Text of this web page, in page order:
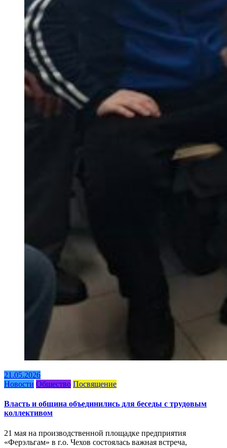
21.05.2026
Новости Общество Посвящение
Власть и община объединились для беседы с трудовым
коллективом
21 мая на производственной площадке предприятия
«Ферэльгам» в г.о. Чехов состоялась важная встреча,